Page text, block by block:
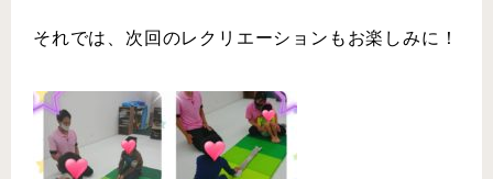
それでは、次回のレクリエーションもお楽しみに！